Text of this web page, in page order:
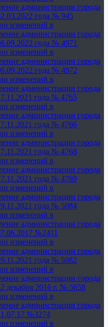
администрации города
года № 945
изменений в
администрации города
года № 4971
изменений в
администрации города
года № 4972
изменений в
администрации города
года № 4765
изменений в
администрации города
года № 4766
изменений в
администрации города
года № 4768
изменений в
администрации города
года № 4769
изменений в
администрации города
года № 5084
изменений в
администрации города
№2411
изменений в
администрации города
года № 5082
изменений в
администрации города
декабря 2016 г. № 5658
изменений в
администрации города
№3274
изменений в